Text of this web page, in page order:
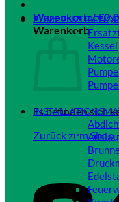
Warenkorb /€
Warenkorb
Es befinden sich
Zurück zum Shop
PUMPENZUBEHÖR
Kessel